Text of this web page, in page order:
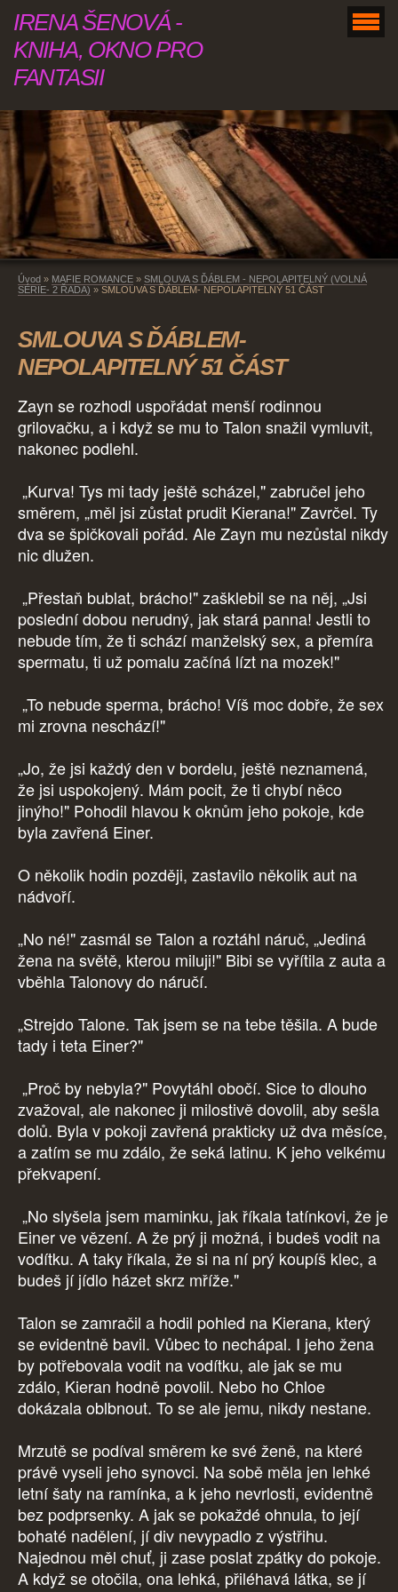
IRENA ŠENOVÁ -
KNIHA, OKNO PRO
FANTASII
Úvod » MAFIE ROMANCE » SMLOUVA S ĎÁBLEM - NEPOLAPITELNÝ (VOLNÁ
SÉRIE- 2 ŘADA) » SMLOUVA S ĎÁBLEM- NEPOLAPITELNÝ 51 ČÁST
SMLOUVA S ĎÁBLEM-
NEPOLAPITELNÝ 51 ČÁST
Zayn se rozhodl uspořádat menší rodinnou
grilovačku, a i když se mu to Talon snažil vymluvit,
nakonec podlehl.
„Kurva! Tys mi tady ještě scházel," zabručel jeho
směrem, „měl jsi zůstat prudit Kierana!" Zavrčel. Ty
dva se špičkovali pořád. Ale Zayn mu nezůstal nikdy
nic dlužen.
„Přestaň bublat, brácho!" zašklebil se na něj, „Jsi
poslední dobou nerudný, jak stará panna! Jestli to
nebude tím, že ti schází manželský sex, a přemíra
spermatu, ti už pomalu začíná lízt na mozek!"
„To nebude sperma, brácho! Víš moc dobře, že sex
mi zrovna neschází!"
„Jo, že jsi každý den v bordelu, ještě neznamená,
že jsi uspokojený. Mám pocit, že ti chybí něco
jinýho!" Pohodil hlavou k oknům jeho pokoje, kde
byla zavřená Einer.
O několik hodin později, zastavilo několik aut na
nádvoří.
„No né!" zasmál se Talon a roztáhl náruč, „Jediná
žena na světě, kterou miluji!" Bibi se vyřítila z auta a
vběhla Talonovy do náručí.
„Strejdo Talone. Tak jsem se na tebe těšila. A bude
tady i teta Einer?"
„Proč by nebyla?" Povytáhl obočí. Sice to dlouho
zvažoval, ale nakonec ji milostivě dovolil, aby sešla
dolů. Byla v pokoji zavřená prakticky už dva měsíce,
a zatím se mu zdálo, že seká latinu. K jeho velkému
překvapení.
„No slyšela jsem maminku, jak říkala tatínkovi, že je
Einer ve vězení. A že prý ji možná, i budeš vodit na
vodítku. A taky říkala, že si na ní prý koupíš klec, a
budeš jí jídlo házet skrz mříže."
Talon se zamračil a hodil pohled na Kierana, který
se evidentně bavil. Vůbec to nechápal. I jeho žena
by potřebovala vodit na vodítku, ale jak se mu
zdálo, Kieran hodně povolil. Nebo ho Chloe
dokázala oblbnout. To se ale jemu, nikdy nestane.
Mrzutě se podíval směrem ke své ženě, na které
právě vyseli jeho synovci. Na sobě měla jen lehké
letní šaty na ramínka, a k jeho nevrlosti, evidentně
bez podprsenky. A jak se pokaždé ohnula, to její
bohaté nadělení, jí div nevypadlo z výstřihu.
Najednou měl chuť, ji zase poslat zpátky do pokoje.
A když se otočila, ona lehká, přiléhavá látka, se jí